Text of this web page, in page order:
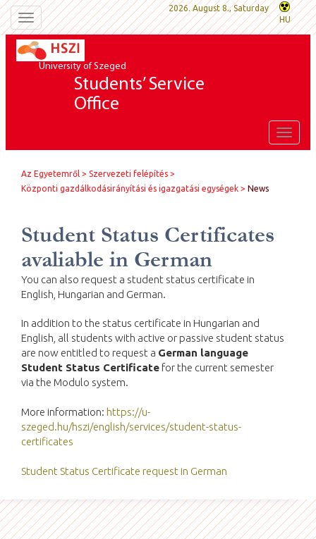
Toggle
navigation
2026. August 8., Saturday
HU
University of Szeged
Students’ Service
Office
Toggle
Az Egyetemről
Szervezeti felépítés
Központi gazdálkodásirányítási és igazgatási egységek
News
Student Status Certificates
avaliable in German
You can also request a student status certificate in
English, Hungarian and German.
In addition to the status certificate in Hungarian and
English, all students with active or passive student status
are now entitled to request a German language
Student Status Certificate for the current semester
via the Modulo system.
More information: https://u-
szeged.hu/hszi/english/services/student-status-
certificates
Student Status Certificate request in German